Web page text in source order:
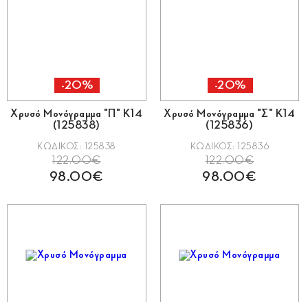
-20%
Χρυσό Μονόγραμμα "Π" Κ14
(125838)
ΚΩΔΙΚΟΣ: 125838
122.00€
98.00€
-20%
Χρυσό Μονόγραμμα "Σ" Κ14
(125836)
ΚΩΔΙΚΟΣ: 125836
122.00€
98.00€